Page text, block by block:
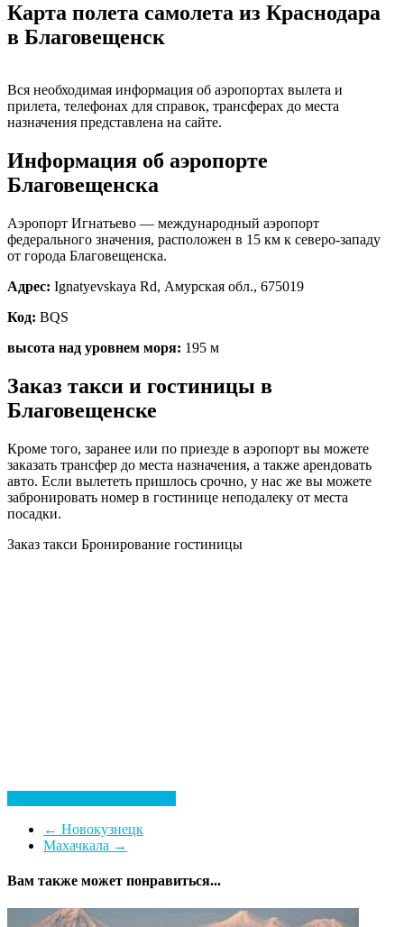
Карта полета самолета из Краснодара
в Благовещенск
Вся необходимая информация об аэропортах вылета и
прилета, телефонах для справок, трансферах до места
назначения представлена на сайте.
Информация об аэропорте
Благовещенска
Аэропорт Игнатьево — международный аэропорт
федерального значения, расположен в 15 км к северо-западу
от города Благовещенска.
Адрес: Ignatyevskaya Rd, Амурская обл., 675019
Код: BQS
высота над уровнем моря: 195 м
Заказ такси и гостиницы в
Благовещенске
Кроме того, заранее или по приезде в аэропорт вы можете
заказать трансфер до места назначения, а также арендовать
авто. Если вылететь пришлось срочно, у нас же вы можете
забронировать номер в гостинице неподалеку от места
посадки.
Заказ такси Бронирование гостиницы
← Новокузнецк
Махачкала →
Вам также может понравиться...